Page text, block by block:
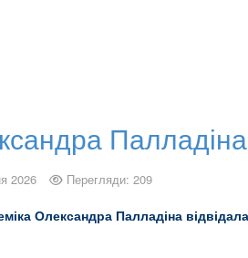
Палладіна
2026 Перегляди: 209
Олександра Палладіна